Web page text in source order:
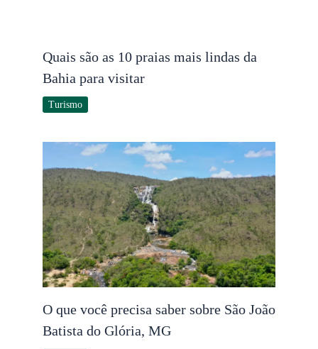
Quais são as 10 praias mais lindas da
Bahia para visitar
Turismo
O que você precisa saber sobre São João
Batista do Glória, MG